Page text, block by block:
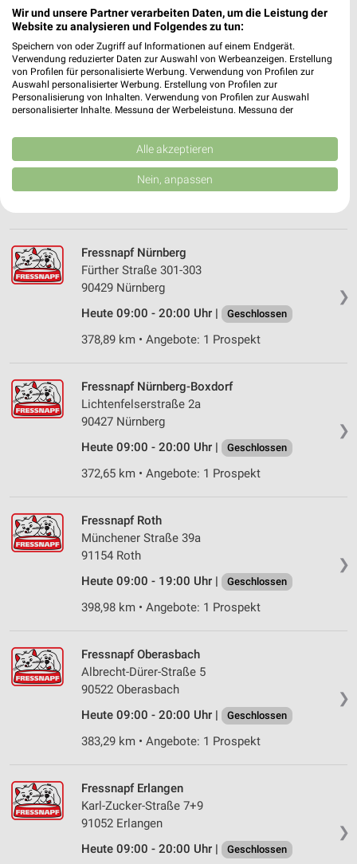
Fressnapf Nürnberg
Konstanzenstraße 86-88
90439 Nürnberg
380,80 km • Angebote: 1 Prospekt
❯
Am Falbenholzweg 15-17
91126 Schwabach
Heute 09:00 - 19:00 Uhr |
❯
Fressnapf Nürnberg
Fürther Straße 301-303
90429 Nürnberg
Heute 09:00 - 20:00 Uhr |
Geschlossen
378,89 km • Angebote: 1 Prospekt
❯
Fressnapf Nürnberg-Boxdorf
Lichtenfelserstraße 2a
90427 Nürnberg
Heute 09:00 - 20:00 Uhr |
Geschlossen
372,65 km • Angebote: 1 Prospekt
❯
Fressnapf Roth
Münchener Straße 39a
91154 Roth
Heute 09:00 - 19:00 Uhr |
Geschlossen
398,98 km • Angebote: 1 Prospekt
❯
Fressnapf Oberasbach
Albrecht-Dürer-Straße 5
90522 Oberasbach
Heute 09:00 - 20:00 Uhr |
Geschlossen
383,29 km • Angebote: 1 Prospekt
❯
Fressnapf Erlangen
Karl-Zucker-Straße 7+9
91052 Erlangen
Heute 09:00 - 20:00 Uhr |
Geschlossen
Wir und unsere Partner verarbeiten Daten, um die Leistung der
Website zu analysieren und Folgendes zu tun:
Speichern von oder Zugriff auf Informationen auf einem Endgerät.
Verwendung reduzierter Daten zur Auswahl von Werbeanzeigen. Erstellung
von Profilen für personalisierte Werbung. Verwendung von Profilen zur
Auswahl personalisierter Werbung. Erstellung von Profilen zur
Personalisierung von Inhalten. Verwendung von Profilen zur Auswahl
personalisierter Inhalte. Messung der Werbeleistung. Messung der
Kombinationen von Daten aus verschiedenen Quellen. Entwicklung und
Verbesserung der Angebote. Verwendung reduzierter Daten zur Auswahl
von Inhalten.
Daten können außerhalb der Europäischen Union weitergegeben und in die
Website/App.
Wir nutzen Ihre Daten für folgende Zwecke:
IAB-Verarbeitungszwecke:
auf einem Endgerät
Verwendung reduzierter Daten zur Auswahl von
Erstellung von Profilen für personalisierte
Werbung
Verwendung von Profilen zur Auswahl
personalisierter Werbung
Verwendung von Profilen zur Auswahl
personalisierter Inhalte
Messung der Werbeleistung
Messung der Performance von Inhalten
Analyse von Zielgruppen durch Statistiken oder
Kombinationen von Daten aus verschiedenen
Quellen
Entwicklung und Verbesserung der Angebote
Verwendung reduzierter Daten zur Auswahl von
Verwendung genauer Standortdaten
Geräte anhand von aktiv angeforderten
Informationen identifizieren
Alle akzeptieren
Nein, anpassen